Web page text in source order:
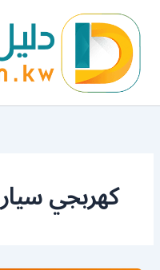
المحتوى
كهربجي